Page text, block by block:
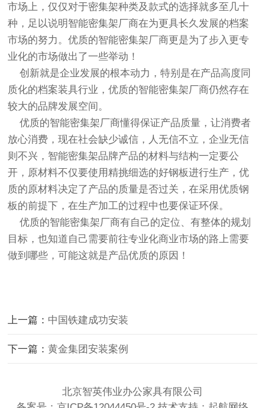
市场上，仅仅对于密集架种类及款式的选择就多至几十
种，足以说明智能密集架厂商在为更具长久发展的档案
市场的努力。优质的智能密集架厂商更是为了步入更专
业化的市场做出了一些举动！
创新就是企业发展的根本动力，特别是在产品高度同
质化的档案装具行业，优质的智能密集架厂商仍然存在
较大的品牌发展空间。
优质的智能密集架厂商懂得保证产品质量，让消费者
放心消费，现在社会缺少诚信，人无信不立，企业无信
则不兴，智能密集架品牌产品的材料与结构一定要公
开，原材料不仅要使用精挑细选的好钢板进行生产，优
质的原材料决定了产品的质量是否过关，在采用优质钢
板的前提下，在生产加工的过程中也要保证环保。
优质的智能密集架厂商有自己的定位、有整体的规划
目标，也知道自己需要前往专业化商业市场的路上需要
做到哪些，可能这就是产品优质的原因！
上一篇： 中国铁建成功安装
下一篇：黄金集团安装案例
北京智英伟业办公家具有限公司